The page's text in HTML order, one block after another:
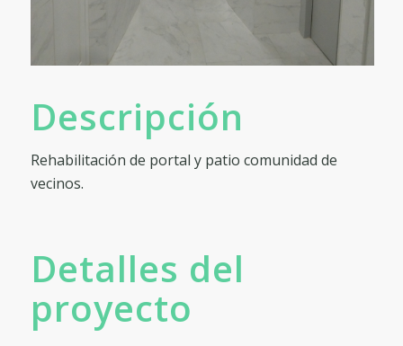
Descripción
Rehabilitación de portal y patio comunidad de
vecinos.
Detalles del
proyecto